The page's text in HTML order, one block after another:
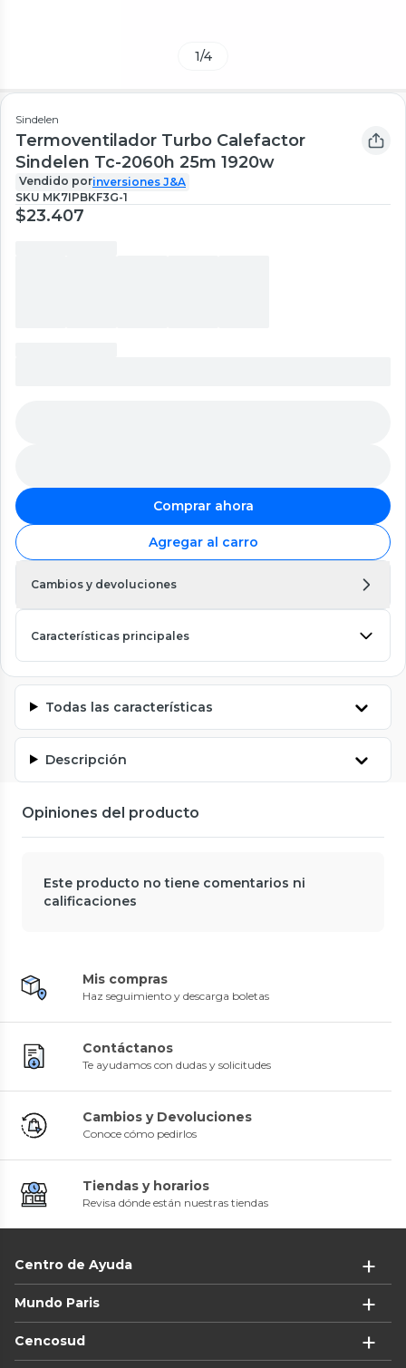
1/4
Sindelen
Termoventilador Turbo Calefactor
Sindelen Tc-2060h 25m 1920w
Vendido porinversiones J&A
SKU MK7IPBKF3G-1
$23.407
Comprar ahora
Agregar al carro
Cambios y devoluciones
Características principales
Todas las características
Descripción
Opiniones del producto
Este producto no tiene comentarios ni
calificaciones
Mis compras
Haz seguimiento y descarga boletas
Contáctanos
Te ayudamos con dudas y solicitudes
Cambios y Devoluciones
Conoce cómo pedirlos
Tiendas y horarios
Revisa dónde están nuestras tiendas
Centro de Ayuda
Mundo Paris
Cencosud